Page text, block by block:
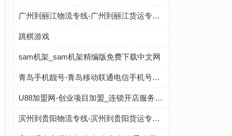
广州到丽江物流专线-广州到丽江货运专线-广州到丽江物流公司-点到物流
跳棋游戏
sam机架_sam机架精编版免费下载中文网
青岛手机靓号-青岛移动联通电信手机号码网上选号-选选号
U88加盟网-创业项目加盟_连锁开店服务平台
滨州到贵阳物流专线-滨州到贵阳货运专线-滨州至贵阳物流公司-就发物流网